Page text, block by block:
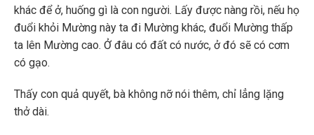
khác để ở, huống gì là con người. Lấy được nàng rồi, nếu họ
đuổi khỏi Mường này ta đi Mường khác, đuổi Mường thấp
ta lên Mường cao. Ở đâu có đất có nước, ở đó sẽ có cơm
có gạo.
Thấy con quả quyết, bà không nỡ nói thêm, chỉ lẳng lặng
thở dài.